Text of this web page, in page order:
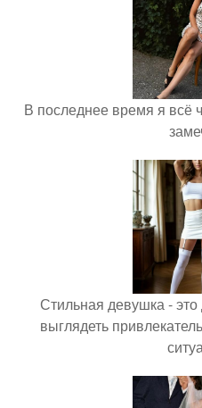
В последнее время я всё
Стильная девушка -
выглядеть